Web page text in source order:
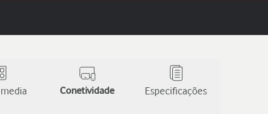
Conetividade Especificações